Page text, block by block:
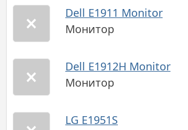
Dell E1911 Monitor
Монитор
Dell E1912H Monitor
Монитор
LG E1951S